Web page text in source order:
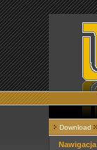
Download
Nawigacja